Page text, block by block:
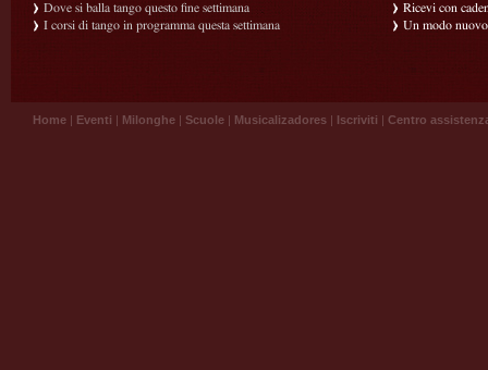
Dove si balla tango questo fine settimana
I corsi di tango in programma questa settimana
Ricevi con
Un modo
Home | Eventi | Milonghe | Scuole | Musicalizadores | Iscriviti | Centro